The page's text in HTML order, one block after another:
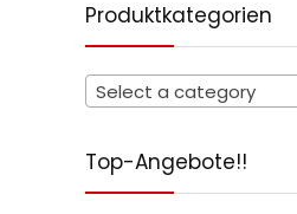
Produktkategorien
Select a category
Top-Angebote!!